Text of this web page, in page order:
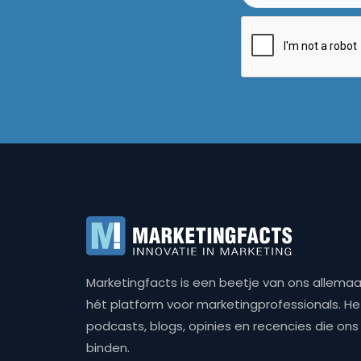
Marketingfacts is een beetje van ons
hét platform voor marketingprofessionals.
podcasts, blogs, opinies en recencies die
binden.